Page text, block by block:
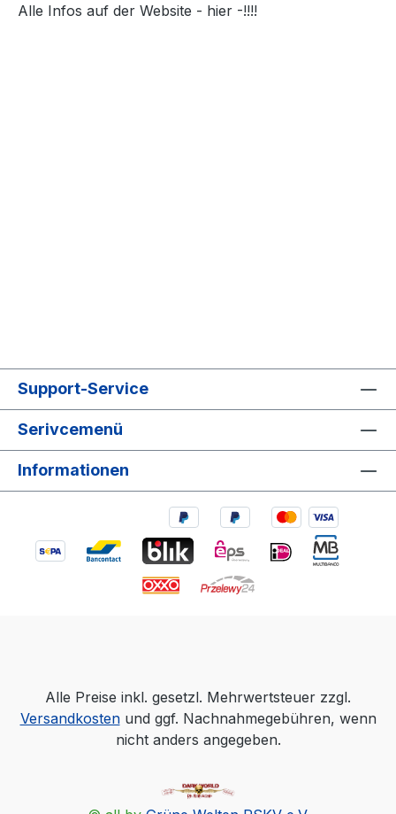
Alle Infos auf der Website - hier -!!!!
Support-Service
Serivcemenü
Informationen
Alle Preise inkl. gesetzl. Mehrwertsteuer zzgl.
Versandkostenund ggf. Nachnahmegebühren, wenn
nicht anders angegeben.